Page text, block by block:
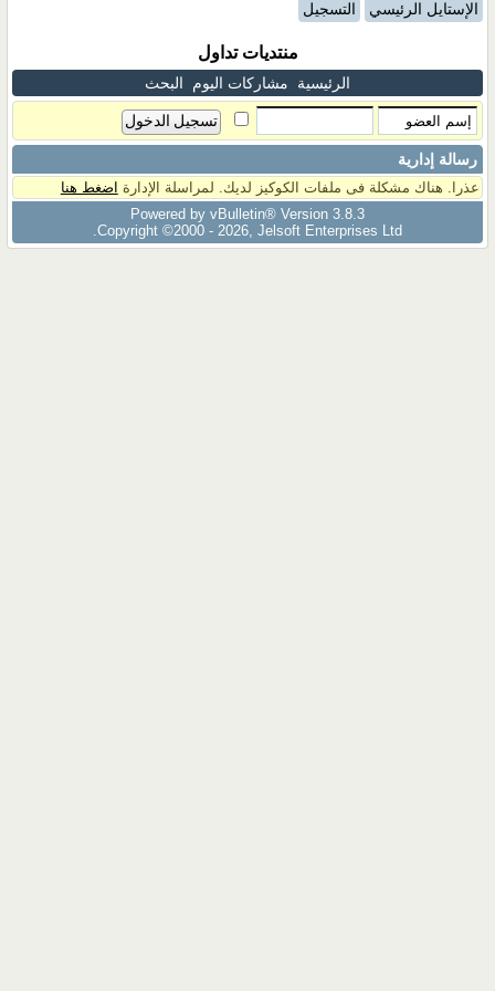
الإستايل الرئيسي التسجيل
منتديات تداول
الرئيسية مشاركات اليوم البحث
رسالة إدارية
عذرا. هناك مشكلة فى ملفات الكوكيز لديك. لمراسلة الإدارة اضغط هنا
Powered by vBulletin® Version 3.8.3
Copyright ©2000 - 2026, Jelsoft Enterprises Ltd.